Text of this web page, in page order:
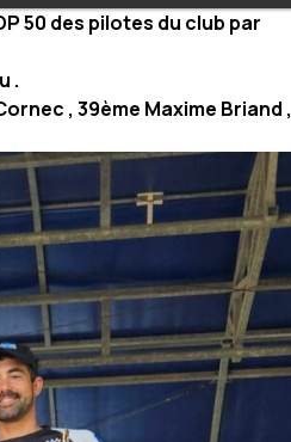
50 des pilotes du club par
.
, 39ème Maxime Briand ,